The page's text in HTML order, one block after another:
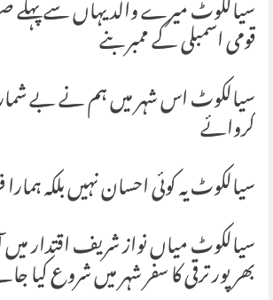
سیالکوٹ میرے والد یہاں سے پہلے
قومی اسمبلی کے ممبر بنے
سیالکوٹ اس شہر میں ہم نے بے شمار
کروائے
سیالکوٹ یہ کوئی احسان نہیں بلکہ
سیالکوٹ میاں نواز شریف اقتدار
بھرپور ترقی کا سفر شہر میں شروع کیا